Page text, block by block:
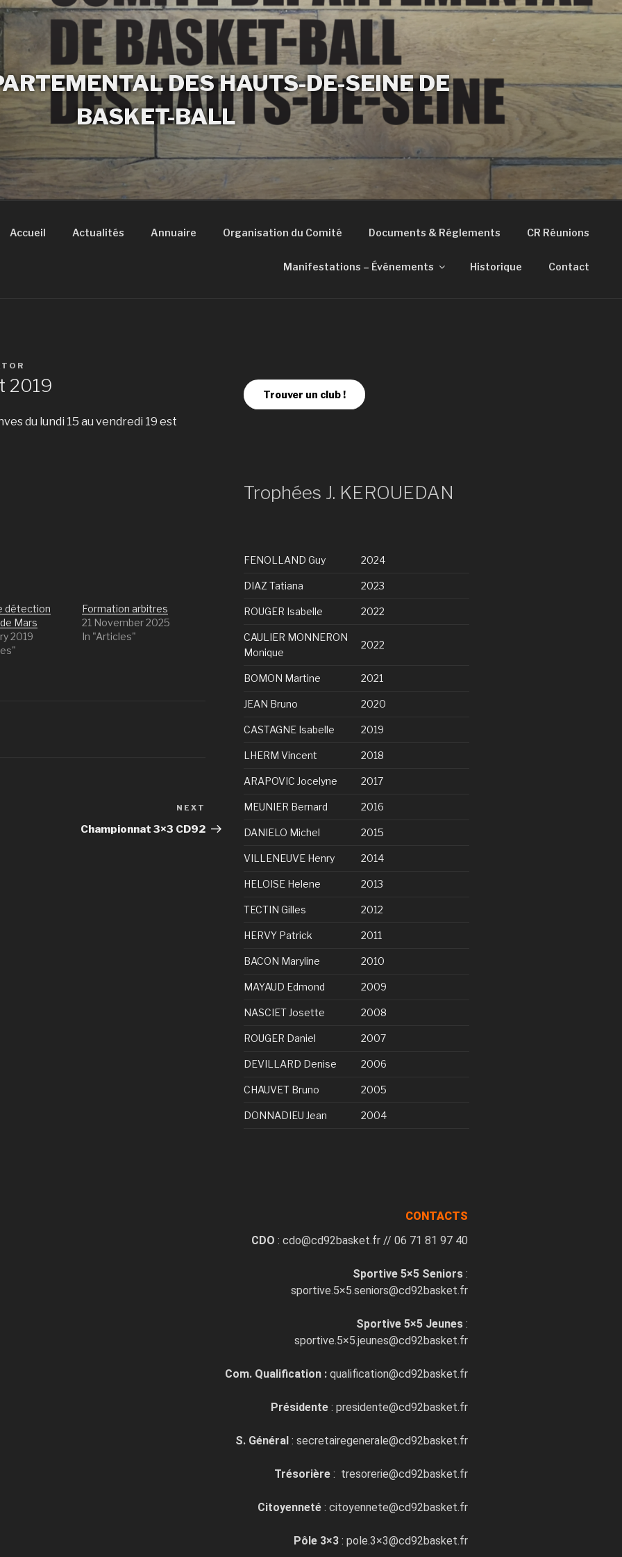
DES HAUTS-DE-SEINE DE
BASKET-BALL
Accueil Actualités Annuaire Organisation du Comité Documents & Réglements CR Réunions
Manifestations – Événements Historique Contact
2019
du lundi 15 au vendredi 19 est
détection
Mars
2019
Formation arbitres
21 November 2025
In "Articles"
NEXT
Championnat 3×3 CD92
Trouver un club !
Trophées J. KEROUEDAN
FENOLLAND Guy 2024
DIAZ Tatiana 2023
ROUGER Isabelle 2022
CAULIER MONNERON
Monique
2022
BOMON Martine 2021
JEAN Bruno 2020
CASTAGNE Isabelle 2019
LHERM Vincent 2018
ARAPOVIC Jocelyne 2017
MEUNIER Bernard 2016
DANIELO Michel 2015
VILLENEUVE Henry 2014
HELOISE Helene 2013
TECTIN Gilles 2012
HERVY Patrick 2011
BACON Maryline 2010
MAYAUD Edmond 2009
NASCIET Josette 2008
ROUGER Daniel 2007
DEVILLARD Denise 2006
CHAUVET Bruno 2005
DONNADIEU Jean 2004
CONTACTS
CDO : cdo@cd92basket.fr // 06 71 81 97 40
Sportive 5×5 Seniors :
sportive.5×5.seniors@cd92basket.fr
Sportive 5×5 Jeunes:
sportive.5×5.jeunes@cd92basket.fr
Com. Qualification : qualification@cd92basket.fr
Présidente : presidente@cd92basket.fr
S. Général : secretairegenerale@cd92basket.fr
Trésorière: tresorerie@cd92basket.fr
Citoyenneté : citoyennete@cd92basket.fr
Pôle 3×3 : pole.3×3@cd92basket.fr